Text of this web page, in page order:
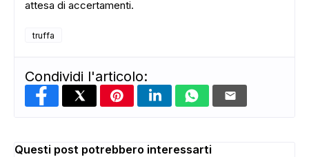
attesa di accertamenti.
truffa
Condividi l'articolo:
Questi post potrebbero interessarti